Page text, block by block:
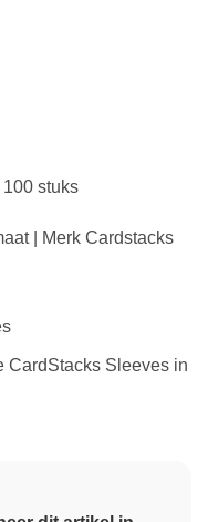
stuks
| Merk Cardstacks
CardStacks Sleeves in